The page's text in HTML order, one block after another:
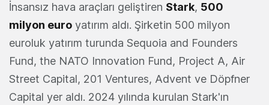
İnsansız hava araçları geliştiren Stark, 500
milyon euro yatırım aldı. Şirketin 500 milyon
euroluk yatırım turunda Sequoia and Founders
Fund, the NATO Innovation Fund, Project A, Air
Street Capital, 201 Ventures, Advent ve Döpfner
Capital yer aldı. 2024 yılında kurulan Stark'ın